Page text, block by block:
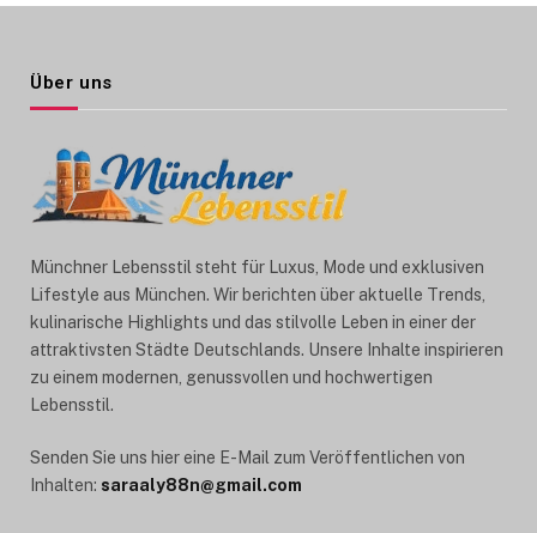
Über uns
Münchner Lebensstil steht für Luxus, Mode und exklusiven
Lifestyle aus München. Wir berichten über aktuelle Trends,
kulinarische Highlights und das stilvolle Leben in einer der
attraktivsten Städte Deutschlands. Unsere Inhalte inspirieren
zu einem modernen, genussvollen und hochwertigen
Lebensstil.
Senden Sie uns hier eine E-Mail zum Veröffentlichen von
Inhalten: saraaly88n@gmail.com